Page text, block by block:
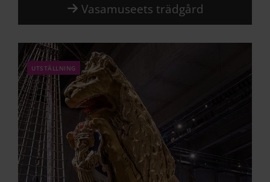
Vasamuseets trädgård
utställning